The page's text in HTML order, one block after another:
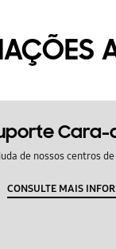
de nossos centros
CONSULTE MAIS